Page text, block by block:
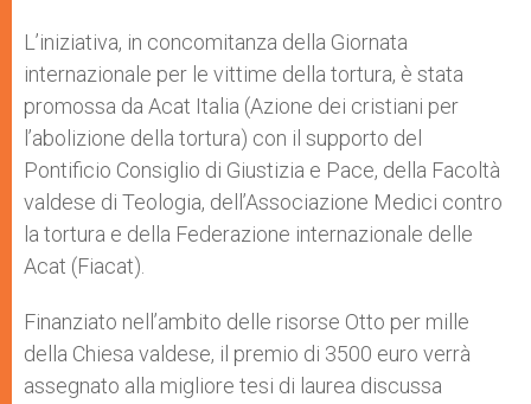
L’iniziativa, in concomitanza della Giornata
internazionale per le vittime della tortura, è stata
promossa da Acat Italia (Azione dei cristiani per
l’abolizione della tortura) con il supporto del
Pontificio Consiglio di Giustizia e Pace, della Facoltà
valdese di Teologia, dell’Associazione Medici contro
la tortura e della Federazione internazionale delle
Acat (Fiacat).
Finanziato nell’ambito delle risorse Otto per mille
della Chiesa valdese, il premio di 3500 euro verrà
assegnato alla migliore tesi di laurea discussa